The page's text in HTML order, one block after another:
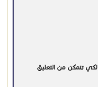
لكي تتمكن من التعليق